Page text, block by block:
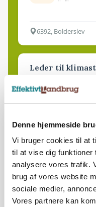
Denne hjemmeside
Vi bruger cookies til at
til at vise dig funktioner
analysere vores trafik.
brug af vores website
sociale medier,
Vores partnere kan
6392, Bolderslev
Leder til
Klimastald
HØST-TOUR